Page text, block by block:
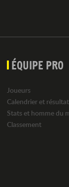
ÉQUIPE PRO
Joueurs
Calendrier et
Stats et homme du
Classement